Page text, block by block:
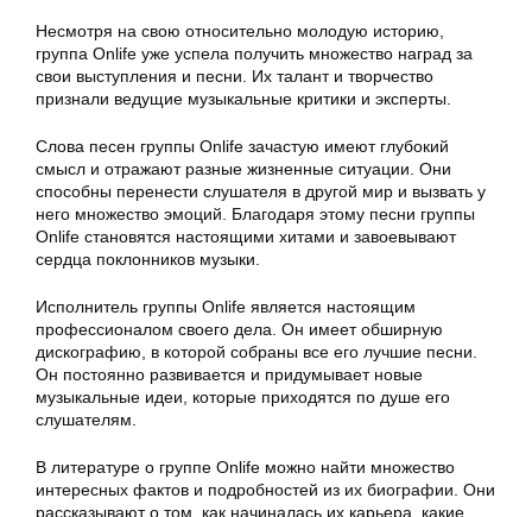
Несмотря на свою относительно молодую историю,
группа Onlife уже успела получить множество наград за
свои выступления и песни. Их талант и творчество
признали ведущие музыкальные критики и эксперты.
Слова песен группы Onlife зачастую имеют глубокий
смысл и отражают разные жизненные ситуации. Они
способны перенести слушателя в другой мир и вызвать у
него множество эмоций. Благодаря этому песни группы
Onlife становятся настоящими хитами и завоевывают
сердца поклонников музыки.
Исполнитель группы Onlife является настоящим
профессионалом своего дела. Он имеет обширную
дискографию, в которой собраны все его лучшие песни.
Он постоянно развивается и придумывает новые
музыкальные идеи, которые приходятся по душе его
слушателям.
В литературе о группе Onlife можно найти множество
интересных фактов и подробностей из их биографии. Они
рассказывают о том, как начиналась их карьера, какие